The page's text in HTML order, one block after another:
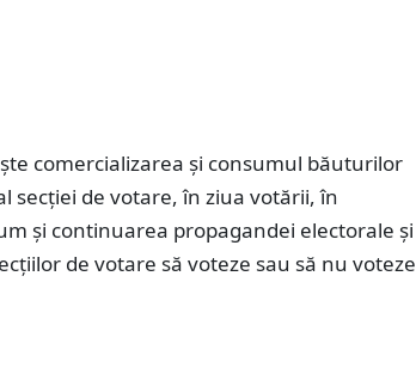
comercializarea şi consumul băuturilor
secţiei de votare, în ziua votării, în
și continuarea propagandei electorale şi
de votare să voteze sau să nu voteze